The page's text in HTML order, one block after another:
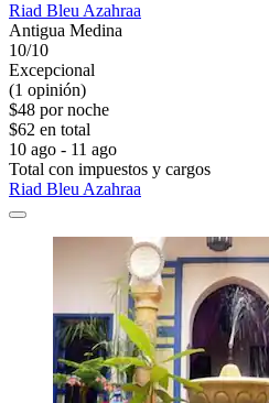
Riad Bleu Azahraa
Antigua Medina
10/10
Excepcional
(1 opinión)
$48 por noche
$62 en total
10 ago - 11 ago
Total con impuestos y cargos
Riad Bleu Azahraa